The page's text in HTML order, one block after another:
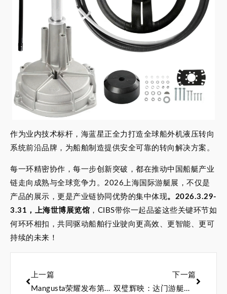
作为业内技术标杆，海蓝星正全力打造全球船外机液压转向
系统前沿品牌，为船舶制造提供安全可靠的转向解决方案。
每一环精密协作，每一步创新突破，都在推动中国船艇产业
链走向成熟与全球竞争力。2026上海国际游艇展，不仅是
产品的展示，更是产业链协同优势的集中体现。2026.3.29-
3.31，上海世博展览馆 ，CIBS带你一起品鉴这些关键环节如
何环环相扣，共同驱动船舶行业驶向更高效、更智能、更可
持续的未来！
上一篇
Mangusta荣耀发布第六艘Oceano 44超级游艇，续写海上传奇
下一篇
双璧辉映：达门游艇首艘Xplorer 60与Yacht Support 53交付同一船东